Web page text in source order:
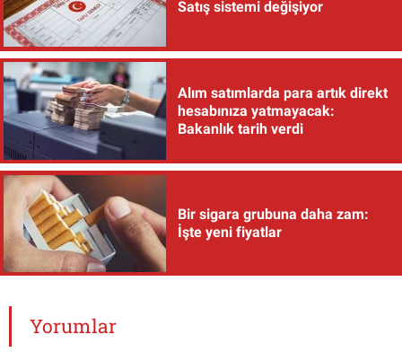
Satış sistemi değişiyor
Alım satımlarda para artık direkt
hesabınıza yatmayacak:
Bakanlık tarih verdi
Bir sigara grubuna daha zam:
İşte yeni fiyatlar
Yorumlar